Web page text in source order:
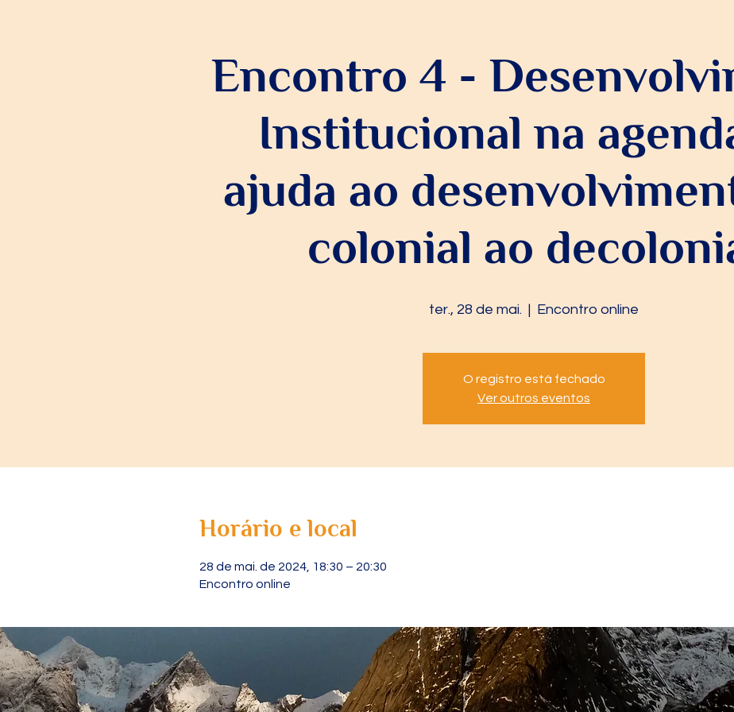
Encontro 4 -
Institucional na
ajuda ao
colonial ao
ter., 28 de mai.
  |
Encontro online
O registro está fechado
Ver outros eventos
Horário e local
28 de mai. de 2024, 18:30 – 20:30
Encontro online